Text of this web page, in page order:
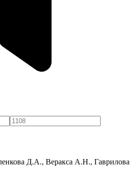
Д.А., Веракса А.Н., Гаврилова